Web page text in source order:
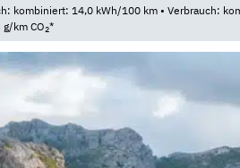
kombiniert: 14,0 kWh/100 km • Verbrauch:
km CO2*